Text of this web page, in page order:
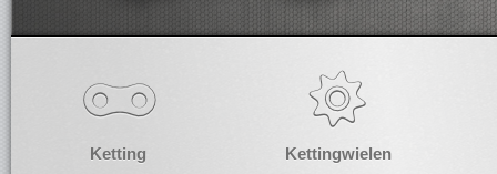
Ketting Kettingwielen